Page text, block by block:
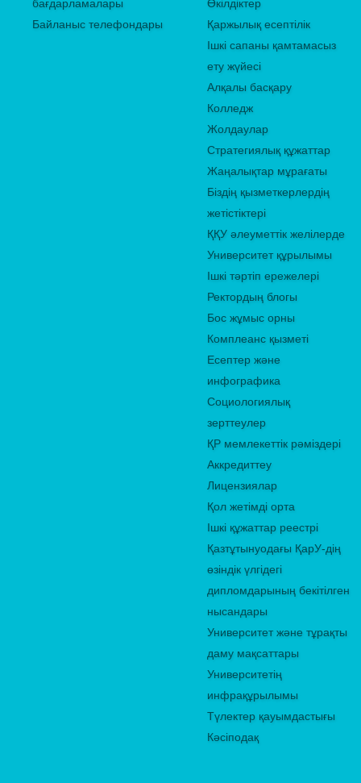
бағдарламалары
Байланыс телефондары
Өкілдіктер
Қаржылық есептілік
Ішкі сапаны қамтамасыз
ету жүйесі
Алқалы басқару
Колледж
Жолдаулар
Стратегиялық құжаттар
Жаңалықтар мұрағаты
Біздің қызметкерлердің
жетістіктері
ҚҚУ әлеуметтік желілерде
Университет құрылымы
Ішкі тәртіп ережелері
Ректордың блогы
Бос жұмыс орны
Комплеанс қызметі
Есептер және
инфографика
Социологиялық
зерттеулер
ҚР мемлекеттік рәміздері
Аккредиттеу
Лицензиялар
Қол жетімді орта
Ішкі құжаттар реестрі
Қазтұтынуодағы ҚарУ-дің
өзіндік үлгідегі
дипломдарының бекітілген
нысандары
Университет және тұрақты
даму мақсаттары
Университетің
инфрақұрылымы
Түлектер қауымдастығы
Кәсіподақ